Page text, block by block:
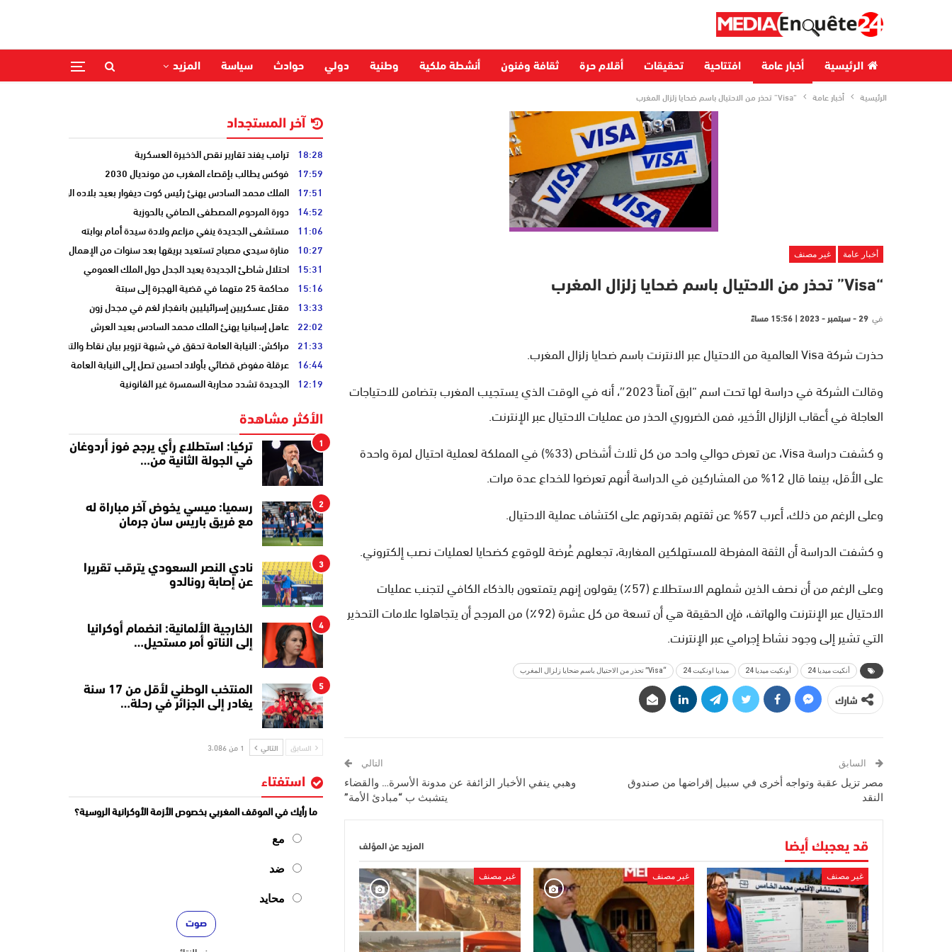
الرئيسية أخبار عامة افتتاحية تحقيقات أقلام حرة ثقافة وفنون أنشطة ملكية وطنية دولي حوادث سياسة المزيد
الرئيسية أخبار عامة “Visa” تحذر من الاحتيال باسم ضحايا زلزال المغرب
أخبار عامة غير مصنف
“Visa” تحذر من الاحتيال باسم ضحايا زلزال المغرب
في 29 - سبتمبر - 2023 | 15:56 مساءً
حذرت شركة Visa العالمية من الاحتيال عبر الانترنت باسم ضحايا زلزال المغرب.
وقالت الشركة في دراسة لها تحت اسم “ابق آمناً 2023″، أنه في الوقت الذي يستجيب المغرب بتضامن للاحتياجات
العاجلة في أعقاب الزلزال الأخير، فمن الضروري الحذر من عمليات الاحتيال عبر الإنترنت.
و كشفت دراسة Visa، عن تعرض حوالي واحد من كل ثلاث أشخاص (33%) في المملكة لعملية احتيال لمرة واحدة
على الأقل، بينما قال 12% من المشاركين في الدراسة أنهم تعرضوا للخداع عدة مرات.
وعلى الرغم من ذلك، أعرب 57% عن ثقتهم بقدرتهم على اكتشاف عملية الاحتيال.
و كشفت الدراسة أن الثقة المفرطة للمستهلكين المغاربة، تجعلهم عُرضة للوقوع كضحايا لعمليات نصب إلكتروني.
وعلى الرغم من أن نصف الذين شملهم الاستطلاع (57٪) يقولون إنهم يتمتعون بالذكاء الكافي لتجنب عمليات
الاحتيال عبر الإنترنت والهاتف، فإن الحقيقة هي أن تسعة من كل عشرة (92٪) من المرجح أن يتجاهلوا علامات التحذير
التي تشير إلى وجود نشاط إجرامي عبر الإنترنت.
أنكيت ميديا 24 أونكيت ميديا 24 ميديا اونكيت 24 “Visa” تحذر من الاحتيال باسم ضحايا زلزال المغرب
شارك
السابق
مصر تزيل عقبة وتواجه أخرى في سبيل إقراضها من صندوق
النقد
التالي
وهبي ينفي الأخبار الزائفة عن مدونة الأسرة… والقضاء
يتشبث ب “مبادئ الأمة”
قد يعجبك أيضا المزيد عن المؤلف
غير مصنف غير مصنف غير مصنف
آخر المستجداد
18:28 ترامب يفند تقارير نقص الذخيرة العسكرية
17:59 فوكس يطالب بإقصاء المغرب من مونديال 2030
17:51 الملك محمد السادس يهنئ رئيس كوت ديفوار بعيد بلاده الوطني
14:52 دورة المرحوم المصطفى الصافي بالحوزية
11:06 مستشفى الجديدة ينفي مزاعم ولادة سيدة أمام بوابته
10:27 منارة سيدي مصباح تستعيد بريقها بعد سنوات من الإهمال
15:31 احتلال شاطئ الجديدة يعيد الجدل حول الملك العمومي
15:16 محاكمة 25 متهما في قضية الهجرة إلى سبتة
13:33 مقتل عسكريين إسرائيليين بانفجار لغم في مجدل زون
22:02 عاهل إسبانيا يهنئ الملك محمد السادس بعيد العرش
21:33 مراكش: النيابة العامة تحقق في شبهة تزوير بيان نقاط والتشهير بطالب
16:44 عرقلة مفوض قضائي بأولاد احسين تصل إلى النيابة العامة
12:19 الجديدة تشدد محاربة السمسرة غير القانونية
الأكثر مشاهدة
1
تركيا: استطلاع رأي يرجح فوز أردوغان
في الجولة الثانية من…
2
رسميا: ميسي يخوض آخر مباراة له
مع فريق باريس سان جرمان
3
نادي النصر السعودي يترقب تقريرا
عن إصابة رونالدو
4
الخارجية الألمانية: انضمام أوكرانيا
إلى الناتو أمر مستحيل…
5
المنتخب الوطني لأقل من 17 سنة
يغادر إلى الجزائر في رحلة…
السابق التالي 1 من 3٬086
استفتاء
ما رأيك في الموقف المغربي بخصوص الأزمة الأوكرانية الروسية؟
مع
ضد
محايد